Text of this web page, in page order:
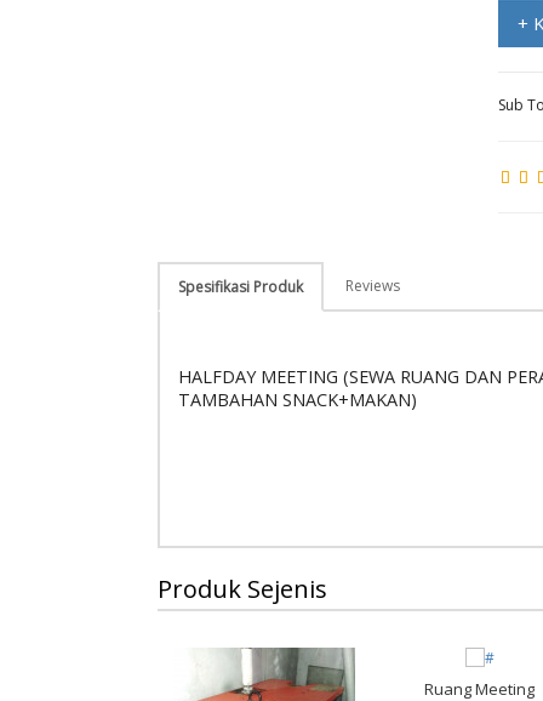
+
Sub
Spesifikasi Produk Reviews
HALFDAY MEETING (SEWA RUANG DAN
TAMBAHAN SNACK+MAKAN)
Produk Sejenis
Ruang Meeting